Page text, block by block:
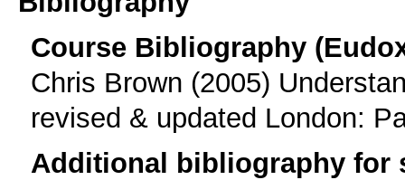
Course Bibliography
Chris Brown (2005)
revised & updated London:
Additional bibliography for